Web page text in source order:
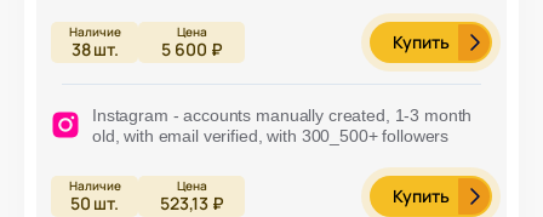
38шт. 5 600 ₽ Купить
Instagram - accounts manually created, 1-3 month
old, with email verified, with 300_500+ followers
50 шт. 523,13 ₽ Купить